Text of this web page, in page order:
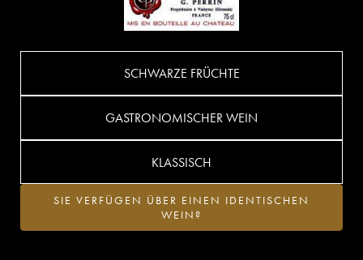
SCHWARZE FRÜCHTE
GASTRONOMISCHER WEIN
KLASSISCH
SIE VERFÜGEN ÜBER EINEN IDENTISCHEN
WEIN?